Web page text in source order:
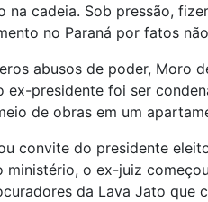
na cadeia. Sob pressão,
no Paraná por fatos
abusos de poder,
ex-presidente foi ser
de obras em um
convite do presidente
ministério, o ex-juiz
da Lava Jato que